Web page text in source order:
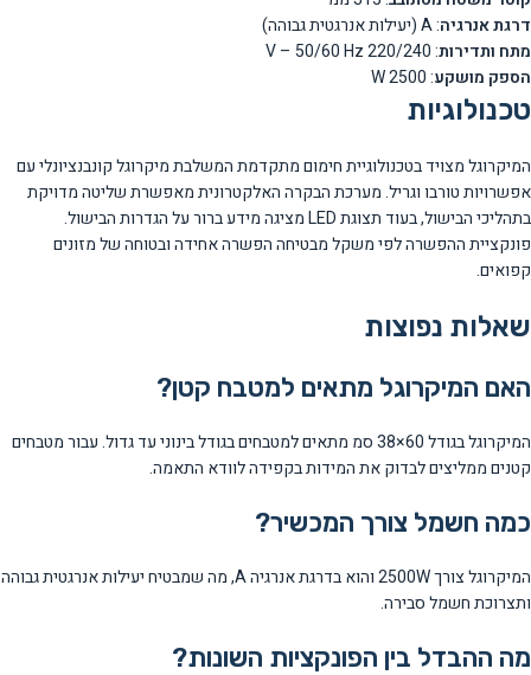
דרגת אנרגיה: A (יעילות אנרגטית גבוהה)
מתח ותדירות: 220/240 V – 50/60 Hz
הספק מושקע: 2500 W
טכנולוגיות
המיקרוגל מצויד בטכנולוגיית חימום מתקדמת המשלבת מיקרוגל קונבנציונלי עם
אפשרויות טורבו וגריל. מערכת הבקרה האלקטרונית מאפשרת שליטה מדויקת
בתהליכי הבישול, בעוד תצוגת LED מציגה מידע ברור על הגדרות הבישול.
פונקציית ההפשרה לפי משקל מבטיחה הפשרה אחידה ובטוחה של מזונים
קפואים.
שאלות נפוצות
האם המיקרוגל מתאים למטבח קטן?
המיקרוגל בגודל 60×38 סמ מתאים למטבחים בגודל בינוני עד גדול. עבור מטבחים
קטנים ממליצים לבדוק את המידות בקפידה לוודא התאמה.
כמה חשמל צורך המכשיר?
המיקרוגל צורך 2500W והוא בדרגת אנרגיה A, מה שמבטיח יעילות אנרגטית גבוהה
ותצרוכת חשמל סבירה.
מה ההבדל בין הפונקציות השונות?